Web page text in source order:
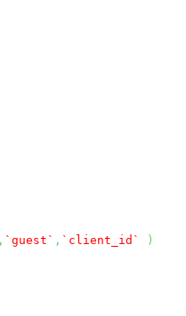
, `guest` , `client_id`
)